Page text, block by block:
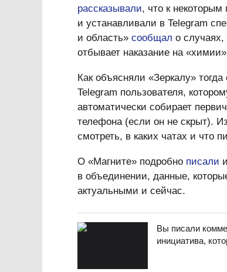
рассказывали, что к
и устанавливали в Telegram
и область» сообщал о случаях,
отбывает наказание на
Как объясняли «Зеркалу»
Telegram пользователя,
автоматически собирает
телефона (если он не скрыт).
смотреть, в каких чатах и что
О «Магните» подробно писали и
в объединении, данные,
актуальными и сейчас.
Вы писали
инициатива,